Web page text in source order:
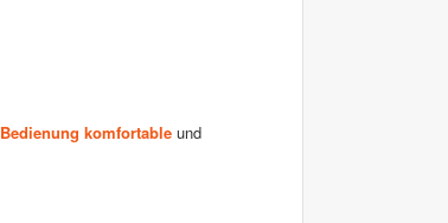
Bedienung komfortable und